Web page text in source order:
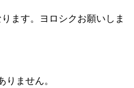
ます。ヨロシクお願いしま
りません。